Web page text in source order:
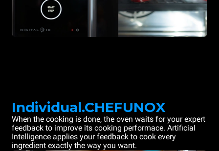
Individual.CHEFUNOX
When the cooking is done, the oven waits for your expert
feedback to improve its cooking performace. Artificial
Intelligence applies your feedback to cook every
ingredient exactly the way you want.